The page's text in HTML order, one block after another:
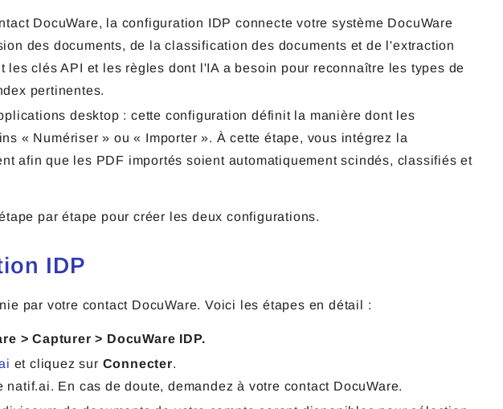
DocuWare, la configuration IDP connecte votre système DocuWare
des documents, de la classification des documents et de l'extraction
les clés API et les règles dont l'IA a besoin pour reconnaître les types de
pertinentes.
desktop : cette configuration définit la manière dont les
« Numériser » ou « Importer ». À cette étape, vous intégrez la
afin que les PDF importés soient automatiquement scindés, classifiés et
par étape pour créer les deux configurations.
IDP
par votre contact DocuWare. Voici les étapes en détail :
> Capturer > DocuWare IDP.
et cliquez sur Connecter.
En cas de doute, demandez à votre contact DocuWare.